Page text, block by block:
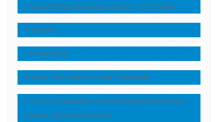
Kutsal Kitap Tanrı Sözü müdür? – John Calvin
Tanıklık
LUKA İNCİLİ
NASIL HRİSTİYAN OLDUM? *(Anonim)
Seni ben yarattım, sana ben biçim verdim.Sana
yardım edecek olan benim.